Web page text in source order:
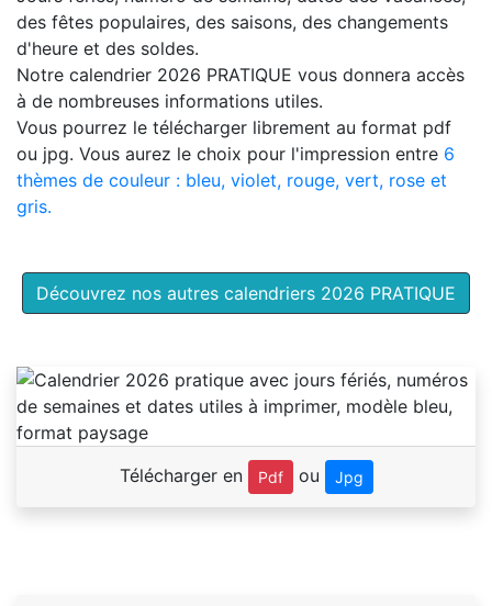
des fêtes populaires, des saisons, des changements
d'heure et des soldes.
Notre calendrier 2026 PRATIQUE vous donnera accès
à de nombreuses informations utiles.
Vous pourrez le télécharger librement au format pdf
ou jpg. Vous aurez le choix pour l'impression entre 6
thèmes de couleur : bleu, violet, rouge, vert, rose et
gris.
Découvrez nos autres calendriers 2026 PRATIQUE
Télécharger en Pdf ou Jpg